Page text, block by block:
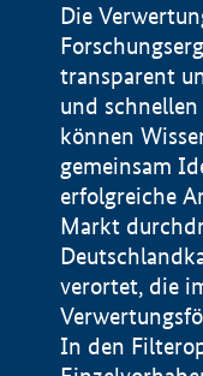
Die
transparent
und
können
gemeinsam
erfolgreiche
Markt
verortet, die
In den